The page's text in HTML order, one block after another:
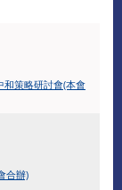
和策略研討會(本會
合辦)